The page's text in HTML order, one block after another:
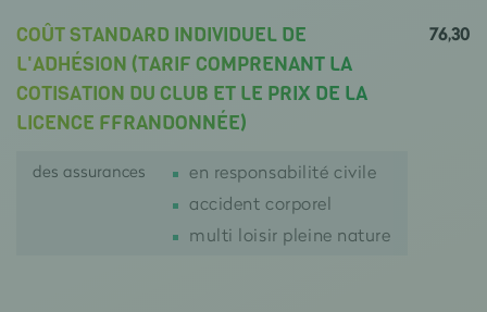
COÛT STANDARD INDIVIDUEL DE
L'ADHÉSION (TARIF COMPRENANT LA
COTISATION DU CLUB ET LE PRIX DE LA
LICENCE FFRANDONNÉE)
76,30
des assurances
en responsabilité civile
accident corporel
multi loisir pleine nature